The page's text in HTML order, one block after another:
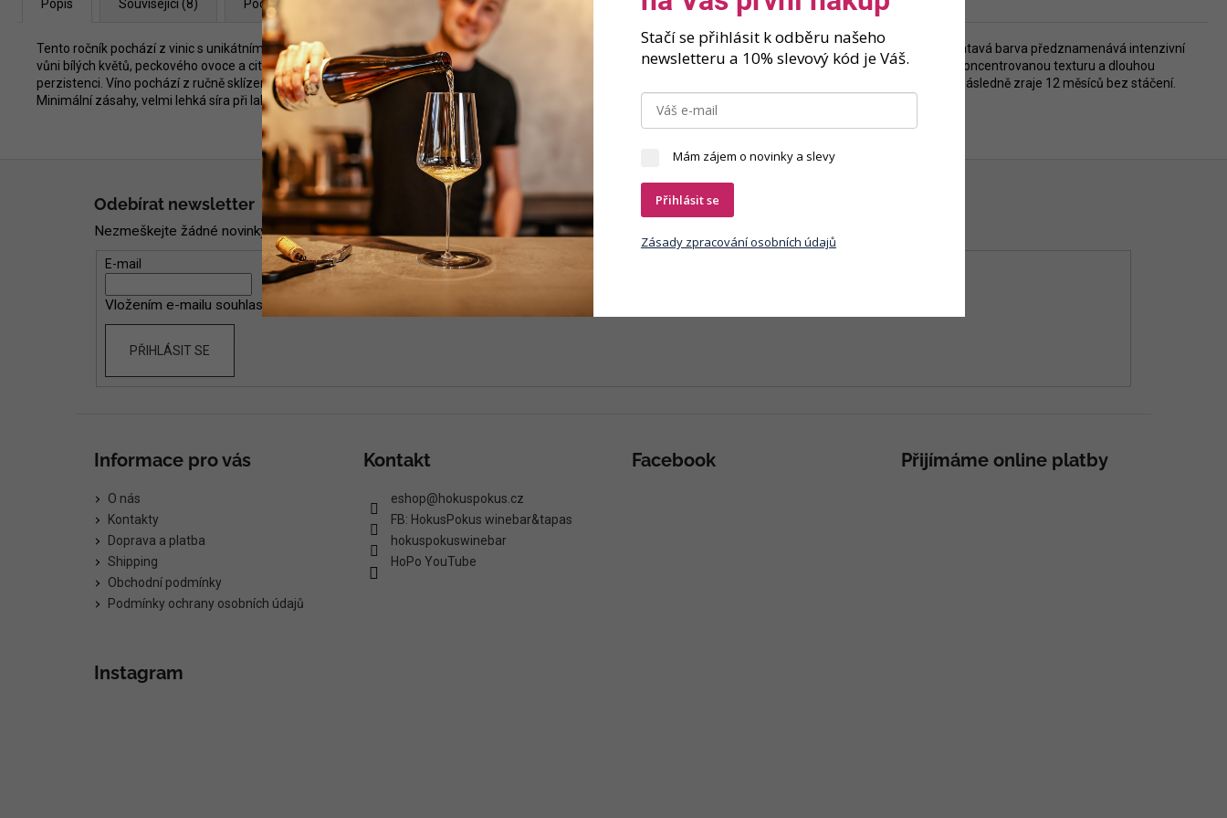
Popis Související (8) Podobné (8) Značka
Tento ročník pochází z vinic s unikátním vápencovým terroirem bohatým na zkameněliny gryphaea, což vínu dodává jeho jemnou mineralitu a hloubku. Třpytivě zlatavá barva předznamenává intenzivní
vůni bílých květů, peckového ovoce a citrusové svěžesti, doplněnou o lehce slané minerální tóny. V chuti se projevuje živá kyselinka, která podporuje jeho bohatou, koncentrovanou texturu a dlouhou
perzistenci. Víno pochází z ručně sklízených hroznů, které procházejí pečlivým tříděním. Fermentace probíhá na původních kvasinkách v 500litrových sudech, kde následně zraje 12 měsíců bez stáčení.
Minimální zásahy, velmi lehká síra při lahvování a certifikované ekologické a biodynamické postupy zaručují autentický projev terroiru.
Odebírat newsletter
Nezmeškejte žádné novinky či slevy!
E-mail
Vložením e-mailu souhlasíte s
PŘIHLÁSIT SE
Informace pro vás
O nás
Kontakty
Doprava a platba
Shipping
Obchodní podmínky
Podmínky ochrany osobních údajů
Kontakt
eshop@hokuspokus.cz
FB: HokusPokus winebar&tapas
hokuspokuswinebar
HoPo YouTube
Facebook Přijímáme online platby
Instagram
Stačí se přihlásit k odběru našeho
newsletteru a 10% slevový kód je Váš.
Mám zájem o novinky a slevy
Přihlásit se
Zásady zpracování osobních údajů